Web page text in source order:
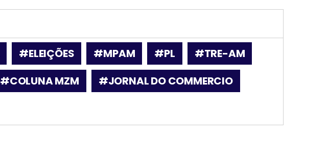
#ELEIÇÕES #MPAM #PL
#TRE-AM
#COLUNA MZM
#JORNAL DO COMMERCIO